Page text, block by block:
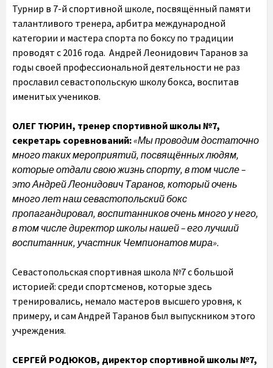
Турнир в 7-й спортивной школе, посвящённый памяти
талантливого тренера, арбитра международной
категории и мастера спорта по боксу по традиции
проводят с 2016 года. Андрей Леонидович Таранов за
годы своей профессиональной деятельности не раз
прославил севастопольскую школу бокса, воспитав
именитых учеников.
ОЛЕГ ТЮРИН, тренер спортивной школы №7,
секретарь соревнований:«Мы проводим достаточно
много таких мероприятий, посвящённых людям,
которые отдали свою жизнь спорту, в том числе –
это Андрей Леонидович Таранов, который очень
много лет наш севастопольский бокс
пропагандировал, воспитанников очень много у него,
в том числе директор школы нашей – его лучший
воспитанник, участник Чемпионатов мира».
Севастопольская спортивная школа №7 с большой
историей: среди спортсменов, которые здесь
тренировались, немало мастеров высшего уровня, к
примеру, и сам Андрей Таранов был выпускником этого
учреждения.
СЕРГЕЙ РОДЮКОВ, директор спортивной школы №7,